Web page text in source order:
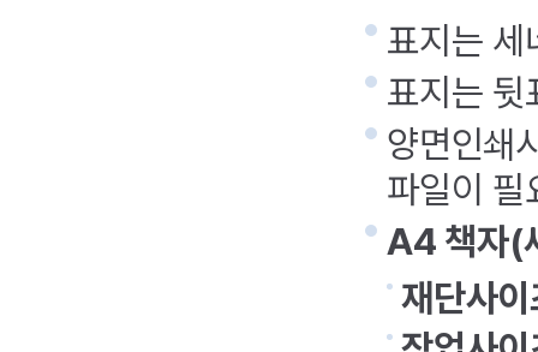
표지는 세
표지는
양면인쇄
파일이 필
A4 책자(
재단사